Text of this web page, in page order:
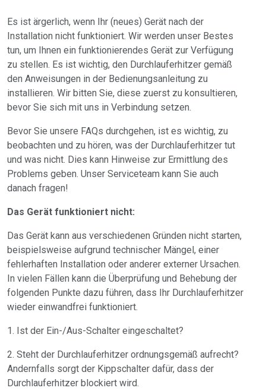
Es ist ärgerlich, wenn Ihr (neues) Gerät nach der
Installation nicht funktioniert. Wir werden unser Bestes
tun, um Ihnen ein funktionierendes Gerät zur Verfügung
zu stellen. Es ist wichtig, den Durchlauferhitzer gemäß
den Anweisungen in der Bedienungsanleitung zu
installieren. Wir bitten Sie, diese zuerst zu konsultieren,
bevor Sie sich mit uns in Verbindung setzen.
Bevor Sie unsere FAQs durchgehen, ist es wichtig, zu
beobachten und zu hören, was der Durchlauferhitzer tut
und was nicht. Dies kann Hinweise zur Ermittlung des
Problems geben. Unser Serviceteam kann Sie auch
danach fragen!
Das Gerät funktioniert nicht:
Das Gerät kann aus verschiedenen Gründen nicht starten,
beispielsweise aufgrund technischer Mängel, einer
fehlerhaften Installation oder anderer externer Ursachen.
In vielen Fällen kann die Überprüfung und Behebung der
folgenden Punkte dazu führen, dass Ihr Durchlauferhitzer
wieder einwandfrei funktioniert.
1. Ist der Ein-/Aus-Schalter eingeschaltet?
2. Steht der Durchlauferhitzer ordnungsgemäß aufrecht?
Andernfalls sorgt der Kippschalter dafür, dass der
Durchlauferhitzer blockiert wird.